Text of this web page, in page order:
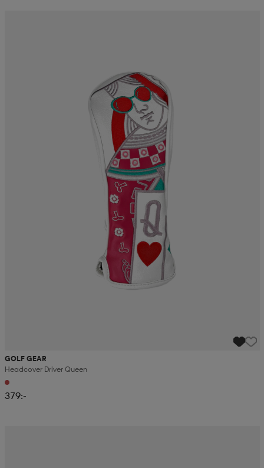
GOLF GEAR
Headcover Driver Queen
379:-